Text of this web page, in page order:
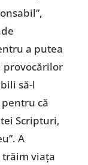
a putea
provocărilor
să-l
că
Scripturi,
A
trăim viața